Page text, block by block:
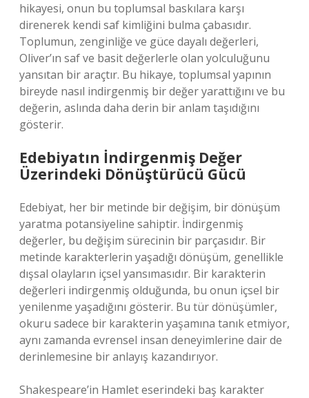
hikayesi, onun bu toplumsal baskılara karşı
direnerek kendi saf kimliğini bulma çabasıdır.
Toplumun, zenginliğe ve güce dayalı değerleri,
Oliver’ın saf ve basit değerlerle olan yolculuğunu
yansıtan bir araçtır. Bu hikaye, toplumsal yapının
bireyde nasıl indirgenmiş bir değer yarattığını ve bu
değerin, aslında daha derin bir anlam taşıdığını
gösterir.
Edebiyatın İndirgenmiş Değer
Üzerindeki Dönüştürücü Gücü
Edebiyat, her bir metinde bir değişim, bir dönüşüm
yaratma potansiyeline sahiptir. İndirgenmiş
değerler, bu değişim sürecinin bir parçasıdır. Bir
metinde karakterlerin yaşadığı dönüşüm, genellikle
dışsal olayların içsel yansımasıdır. Bir karakterin
değerleri indirgenmiş olduğunda, bu onun içsel bir
yenilenme yaşadığını gösterir. Bu tür dönüşümler,
okuru sadece bir karakterin yaşamına tanık etmiyor,
aynı zamanda evrensel insan deneyimlerine dair de
derinlemesine bir anlayış kazandırıyor.
Shakespeare’in Hamlet eserindeki baş karakter